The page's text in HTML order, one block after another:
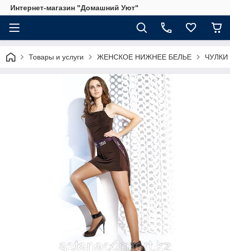
Интернет-магазин "Домашний Уют"
Товары и услуги ЖЕНСКОЕ НИЖНЕЕ БЕЛЬЕ